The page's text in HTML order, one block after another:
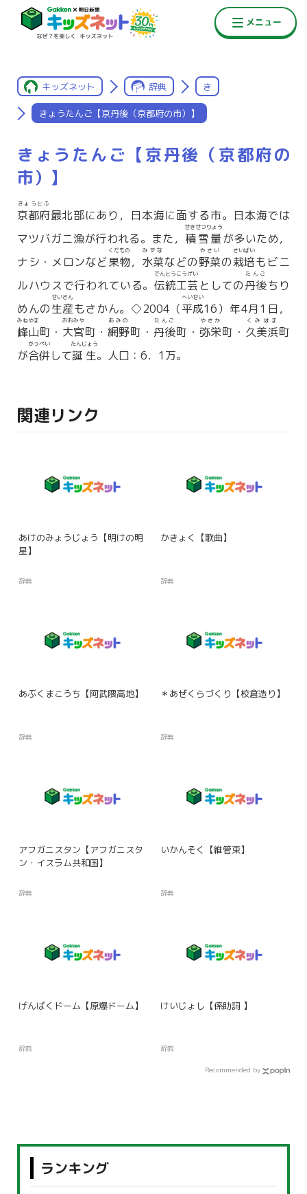
キッズネット 辞典 き
きょうたんご【京丹後（京都府の市）】
きょうたんご【京丹後（京都府の
市）】
京都府
きょうとふ
最北部にあり，日本海に面する市。日本海では
マツバガニ漁が行われる。また， 積雪量
せきせつりょう
が多いため，
ナシ・メロンなど果物
くだもの
， 水菜
みずな
などの野菜
やさい
の栽培
さいばい
もビニ
ルハウスで行われている。 伝統工芸
でんとうこうげい
としての丹後
たんご
ちり
めんの生産
せいさん
もさかん。◇2004（平成
へいせい
16）年4月1日，
峰山
みねやま
町・ 大宮
おおみや
町・ 網野
あみの
町・ 丹後
たんご
町・ 弥栄
やさか
町・ 久美浜
くみはま
町
が合併
がっぺい
して誕生
たんじょう
。人口：6．1万。
関連リンク
あけのみょうじょう【明けの明
星】
辞典
かきょく【歌曲】
辞典
あぶくまこうち【阿武隈高地】
辞典
＊あぜくらづくり【校倉造り】
辞典
アフガニスタン【アフガニスタ
ン・イスラム共和国】
辞典
いかんそく【維管束】
辞典
げんばくドーム【原爆ドーム】
辞典
けいじょし【係助詞 】
辞典
Recommended by
ランキング